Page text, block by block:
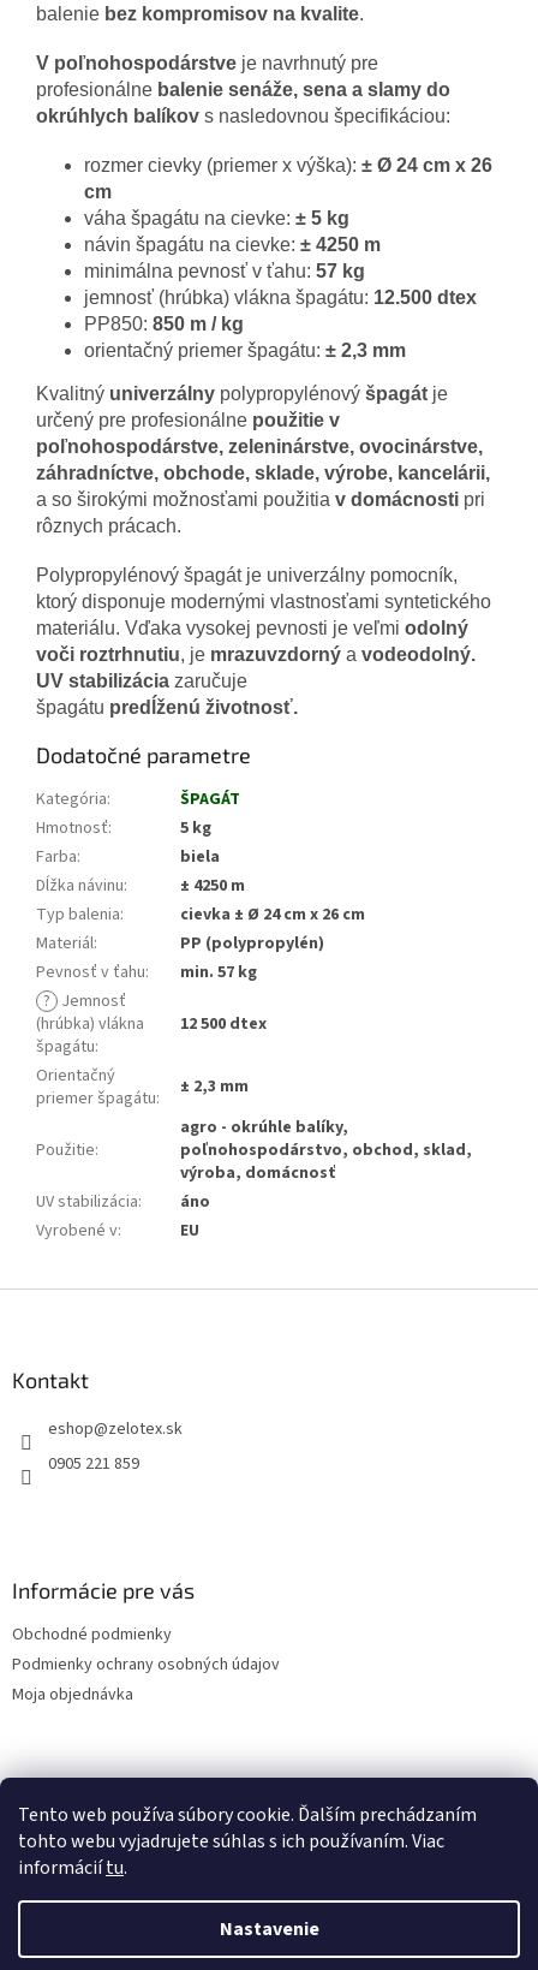
Tento web používa súbory cookie. Ďalším prechádzaním
tohto webu vyjadrujete súhlas s ich používaním. Viac
informáciítu.
Nastavenie
balenie bez kompromisov na kvalite.
V poľnohospodárstve je navrhnutý pre
profesionálne balenie senáže, sena a slamy do
okrúhlych balíkov s nasledovnou špecifikáciou:
rozmer cievky (priemer x výška): ± Ø 24 cm x 26
cm
váha špagátu na cievke: ± 5 kg
návin špagátu na cievke: ± 4250 m
minimálna pevnosť v ťahu: 57 kg
jemnosť (hrúbka) vlákna špagátu: 12.500 dtex
PP850: 850 m / kg
orientačný priemer špagátu: ± 2,3 mm
Kvalitný univerzálny polypropylénový špagát je
určený pre profesionálne použitie v
poľnohospodárstve, zeleninárstve, ovocinárstve,
záhradníctve, obchode, sklade, výrobe, kancelárii,
a so širokými možnosťami použitia v domácnosti pri
rôznych prácach.
Polypropylénový špagát je univerzálny pomocník,
ktorý disponuje modernými vlastnosťami syntetického
materiálu. Vďaka vysokej pevnosti je veľmi odolný
voči roztrhnutiu, je mrazuvzdorný a vodeodolný.
UV stabilizácia zaručuje
špagátu predĺženú životnosť.
Dodatočné parametre
Kategória:
ŠPAGÁT
Hmotnosť:
5 kg
Farba:
biela
Dĺžka návinu:
± 4250 m
Typ balenia:
cievka ± Ø 24 cm x 26 cm
Materiál:
PP (polypropylén)
Pevnosť v ťahu:
min. 57 kg
? Jemnosť
(hrúbka) vlákna
špagátu:
12 500 dtex
Orientačný
priemer špagátu: ± 2,3 mm
Použitie:
agro - okrúhle balíky,
poľnohospodárstvo, obchod, sklad,
výroba, domácnosť
UV stabilizácia:
áno
Vyrobené v: EU
Kontakt
eshop@zelotex.sk
0905 221 859
Informácie pre vás
Obchodné podmienky
Podmienky ochrany osobných údajov
Moja objednávka
0KS / 0 €
Vytvoril Shoptet